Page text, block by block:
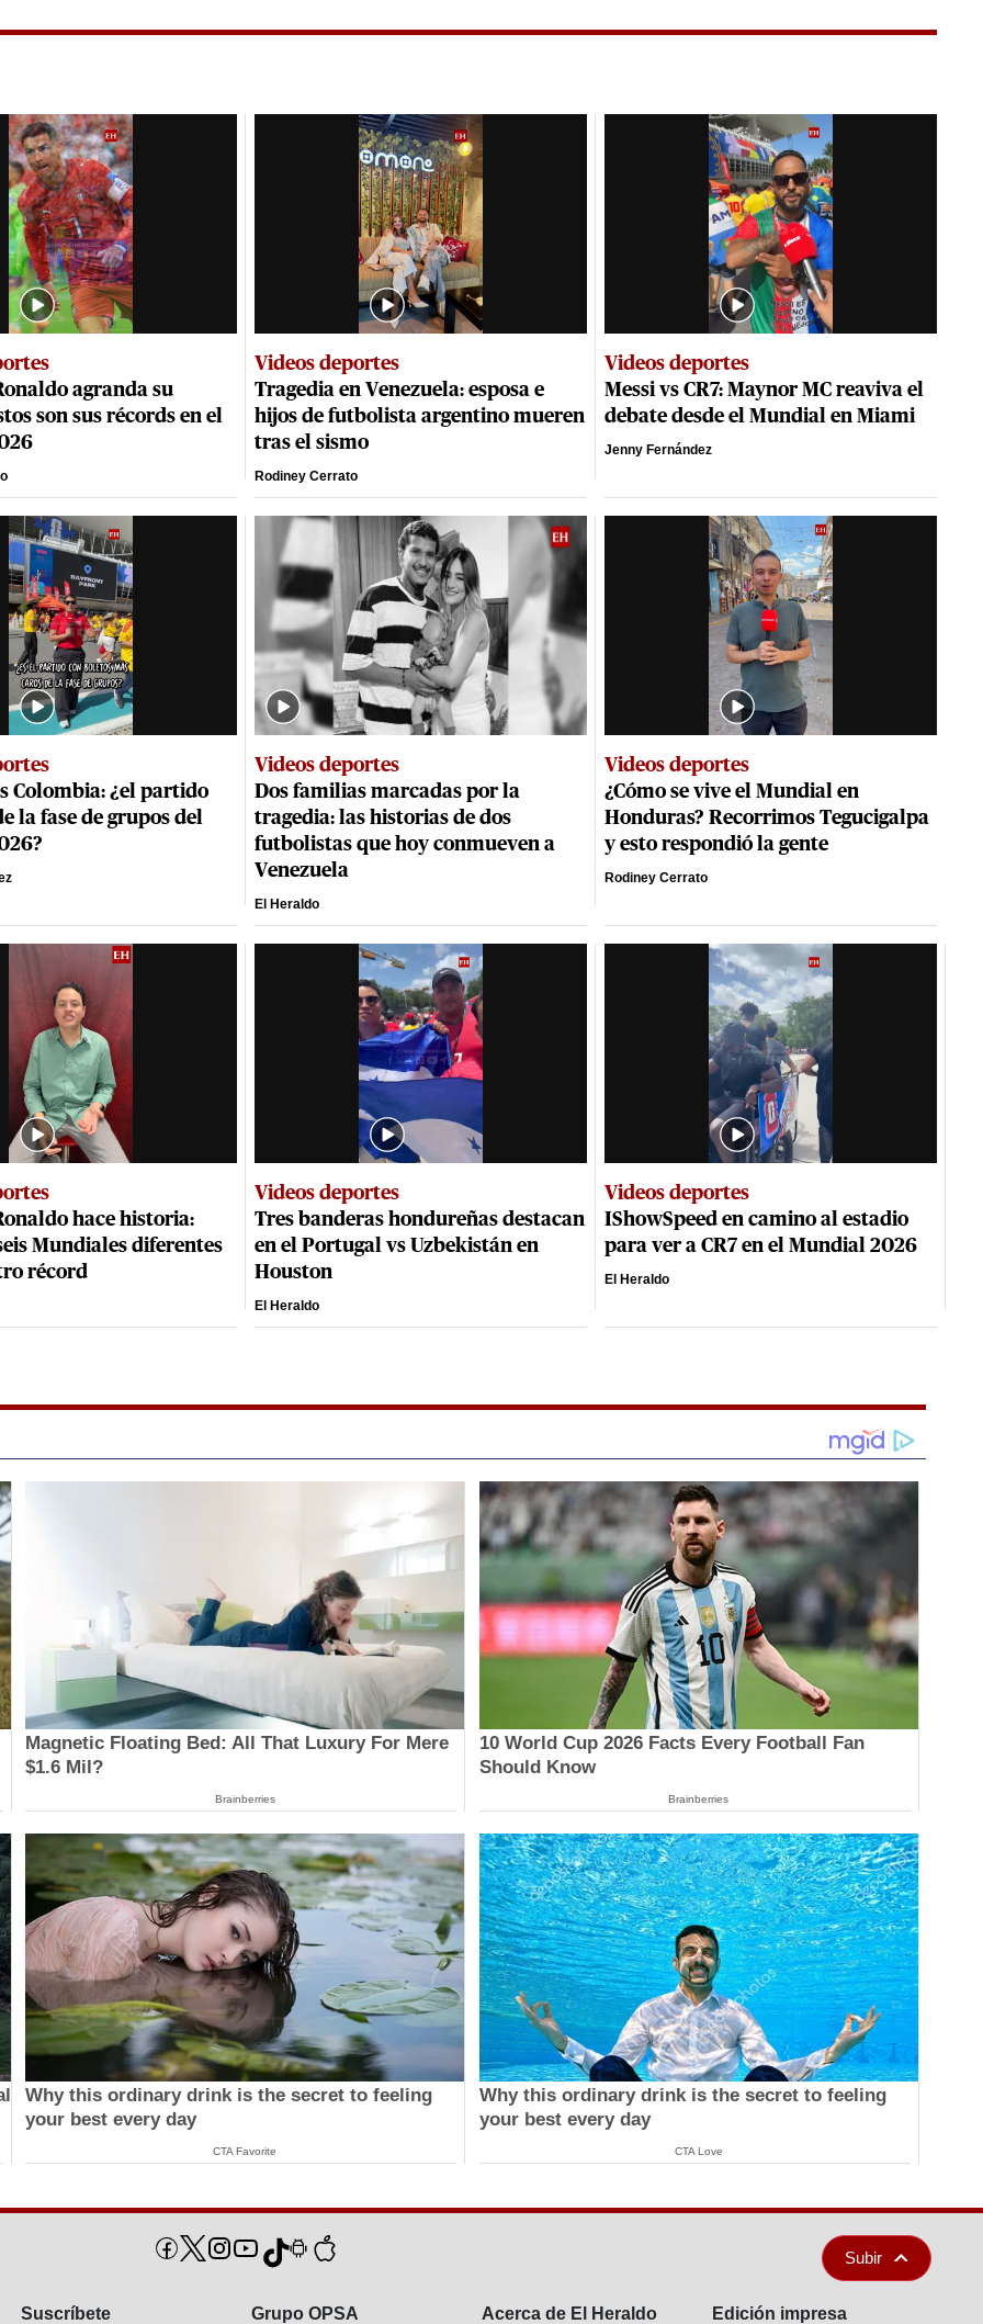
agranda su
son sus récords en el
Videos deportes
Tragedia en Venezuela: esposa e
hijos de futbolista argentino mueren
tras el sismo
Rodiney Cerrato
Videos deportes
Messi vs CR7: Maynor MC reaviva el
debate desde el Mundial en Miami
Jenny Fernández
Colombia: ¿el partido
la fase de grupos del
Videos deportes
Dos familias marcadas por la
tragedia: las historias de dos
futbolistas que hoy conmueven a
Venezuela
El Heraldo
Videos deportes
¿Cómo se vive el Mundial en
Honduras? Recorrimos Tegucigalpa
y esto respondió la gente
Rodiney Cerrato
hace historia:
Mundiales diferentes
récord
Videos deportes
Tres banderas hondureñas destacan
en el Portugal vs Uzbekistán en
Houston
El Heraldo
Videos deportes
IShowSpeed en camino al estadio
para ver a CR7 en el Mundial 2026
El Heraldo
Magnetic Floating Bed: All That Luxury For Mere
$1.6 Mil?
Brainberries
10 World Cup 2026 Facts Every Football Fan
Should Know
Brainberries
Why this ordinary drink is the secret to feeling
your best every day
CTA Favorite
Why this ordinary drink is the secret to feeling
your best every day
CTA Love
Subir
Suscríbete Grupo OPSA Acerca de El Heraldo Edición impresa